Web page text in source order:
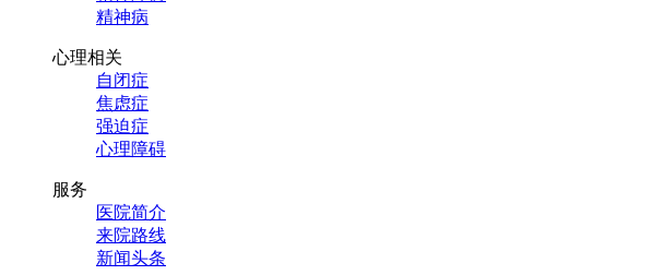
精神病
心理相关
自闭症
焦虑症
强迫症
心理障碍
服务
医院简介
来院路线
新闻头条